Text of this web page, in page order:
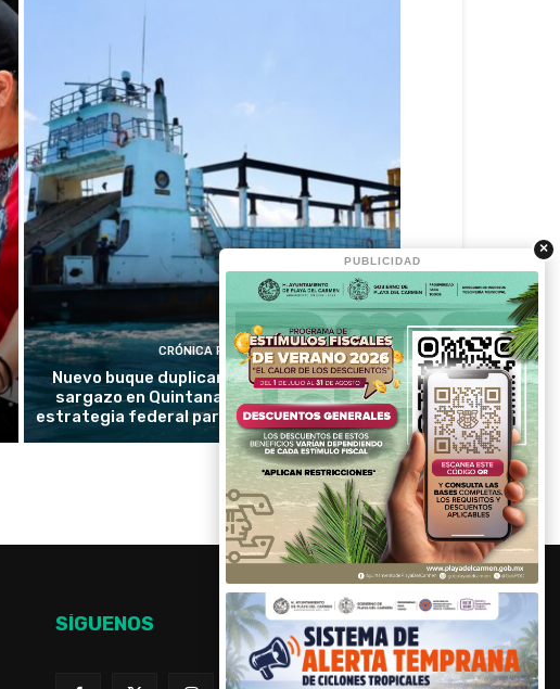
CRÓNICA RIVIERA
Nuevo buque duplicará la recolección de
sargazo en Quintana Roo y reforzará la
estrategia federal para proteger las playas
SÍGUENOS
×
PUBLICIDAD